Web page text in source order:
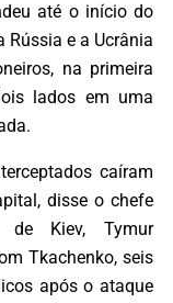
até o início do
Rússia e a Ucrânia
na primeira
lados em uma
caíram
disse o chefe
de Kiev, Tymur
Tkachenko, seis
após o ataque